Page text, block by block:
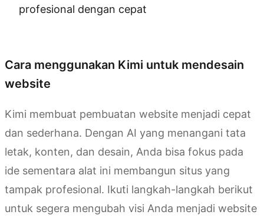
profesional dengan cepat
Cara menggunakan Kimi untuk mendesain
website
Kimi membuat pembuatan website menjadi cepat
dan sederhana. Dengan AI yang menangani tata
letak, konten, dan desain, Anda bisa fokus pada
ide sementara alat ini membangun situs yang
tampak profesional. Ikuti langkah-langkah berikut
untuk segera mengubah visi Anda menjadi website